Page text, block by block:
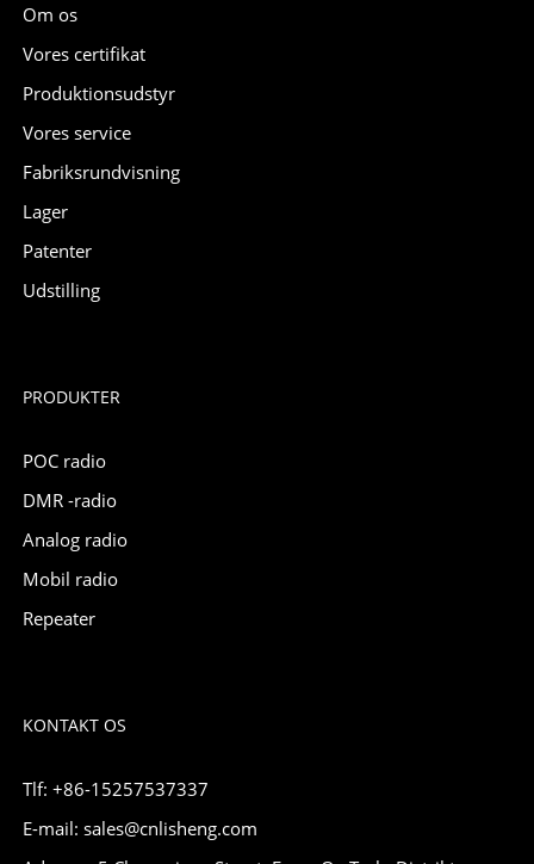
Om os
Vores certifikat
Produktionsudstyr
Vores service
Fabriksrundvisning
Lager
Patenter
Udstilling
PRODUKTER
POC radio
DMR -radio
Analog radio
Mobil radio
Repeater
KONTAKT OS
Tlf: +86-15257537337
E-mail: sales@cnlisheng.com